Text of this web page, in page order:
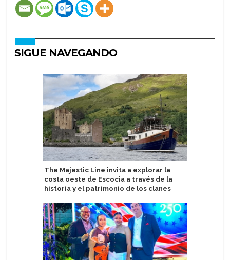
SIGUE NAVEGANDO
The Majestic Line invita a explorar la
costa oeste de Escocia a través de la
historia y el patrimonio de los clanes